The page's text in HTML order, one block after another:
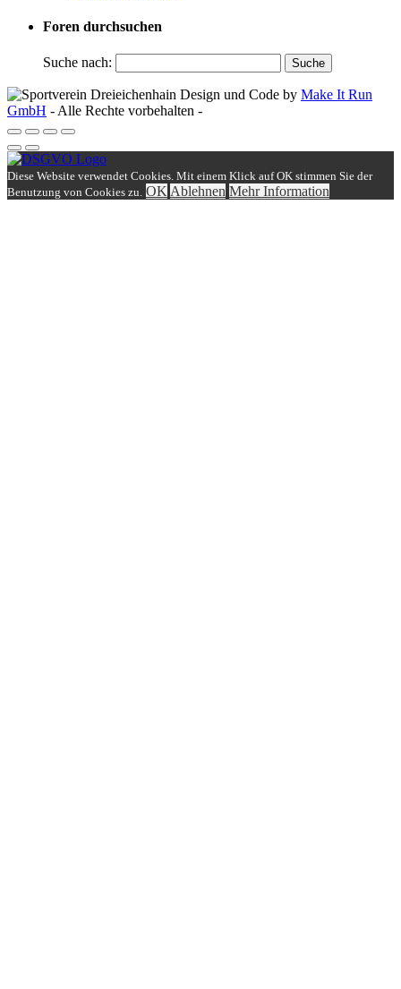
Foren durchsuchen
Suche nach:
Design und Code by Make It Run
GmbH - Alle Rechte vorbehalten -
Diese Website verwendet Cookies. Mit einem Klick auf OK stimmen Sie der
Benutzung von Cookies zu. OK Ablehnen Mehr Information